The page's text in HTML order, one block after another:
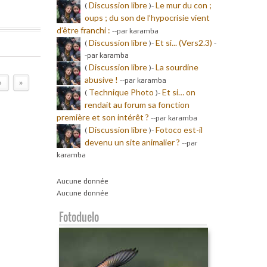
› »
( Discussion libre)- Le mur du con ;
oups ; du son de l’hypocrisie vient
d’être franchi : --par karamba
( Discussion libre)- Et si... (Vers2.3) -
-par karamba
( Discussion libre)- La sourdine
abusive ! --par karamba
( Technique Photo )- Et si… on
rendait au forum sa fonction
première et son intérêt ? --par karamba
( Discussion libre)- Fotoco est-il
devenu un site animalier ? --par
karamba
Aucune donnée
Aucune donnée
Fotoduelo